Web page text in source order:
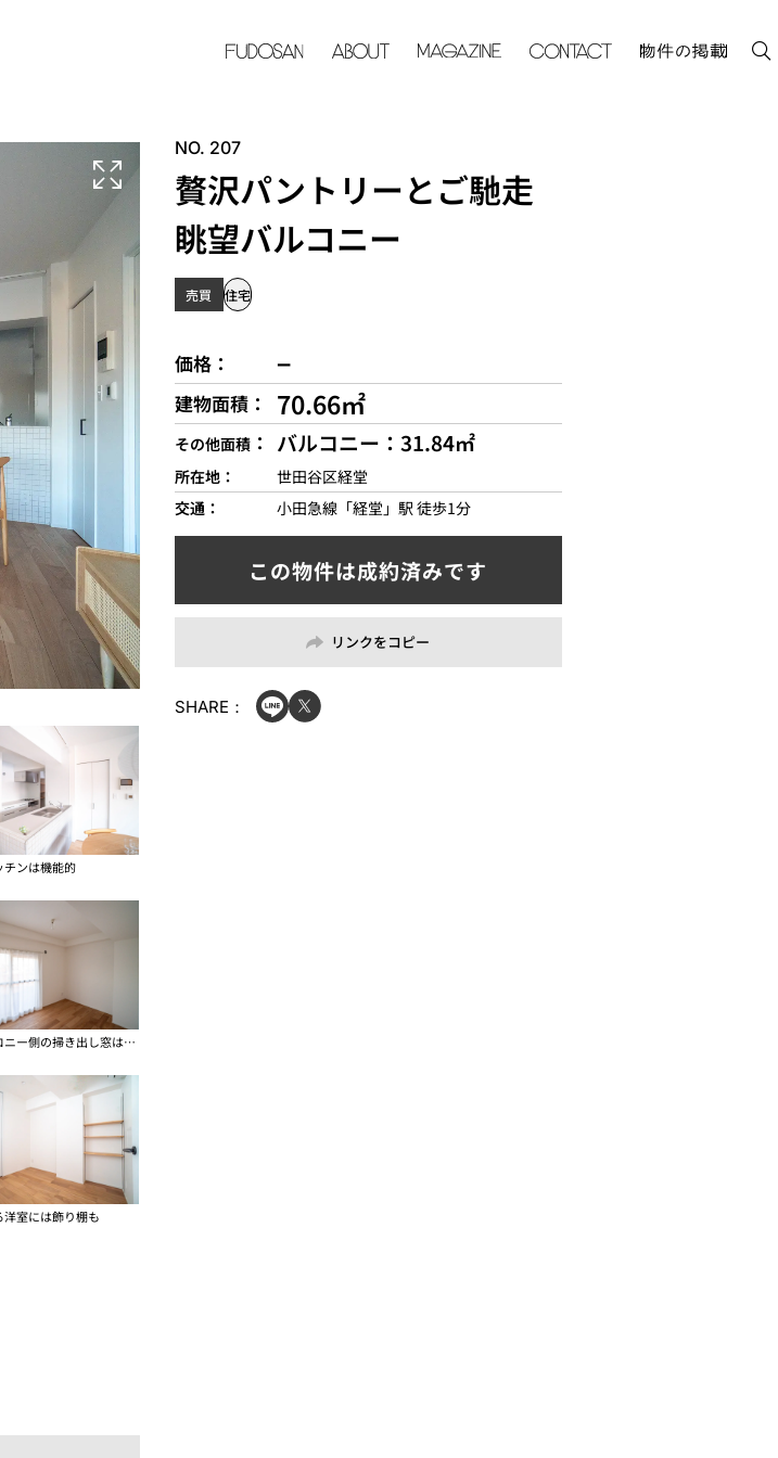
NO. 207
贅沢パントリーとご馳走
眺望バルコニー
売買 住宅
チンは機能的
幅広バルコニー側の掃き出し窓は二重サッシ
洋室には飾り棚も
価格 −
建物面積 70.66㎡
その他面積 バルコニー：31.84㎡
所在地
世田谷区経堂
交通
⼩⽥急線「経堂」駅 徒歩1分
リンクをコピー
SHARE：